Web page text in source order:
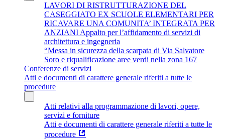
LAVORI DI RISTRUTTURAZIONE DEL
CASEGGIATO EX SCUOLE ELEMENTARI PER
RICAVARE UNA COMUNITA’ INTEGRATA PER
ANZIANI Appalto per l’affidamento di servizi di
architettura e ingegneria
“Messa in sicurezza della scarpata di Via Salvatore
Soro e riqualificazione aree verdi nella zona 167
Conferenze di servizi
Atti e documenti di carattere generale riferiti a tutte le
procedure
Atti relativi alla programmazione di lavori, opere,
servizi e forniture
Atti e documenti di carattere generale riferiti a tutte le
procedure